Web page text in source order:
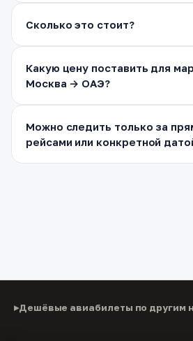
Сколько это стоит?
Какую цену поставить для
Москва → ОАЭ?
Можно следить только за
рейсами или конкретной
Дешёвые авиабилеты по другим